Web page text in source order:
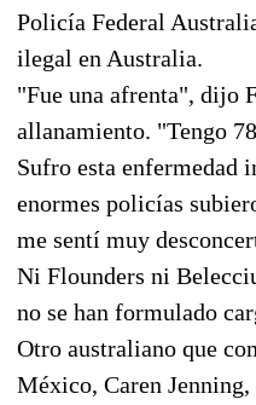
Policía Federal
ilegal en Australia.
"Fue una afrenta", dijo
allanamiento. "Tengo
Sufro esta enfermedad
enormes policías
me sentí muy
Ni Flounders ni
no se han formulado
Otro australiano que
México, Caren